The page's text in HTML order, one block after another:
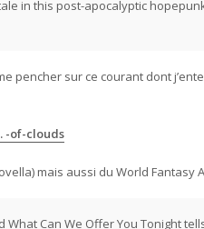
in this post-apocalyptic
pencher sur ce courant dont
-of-clouds
mais aussi du World Fantasy
Can We Offer You Tonight